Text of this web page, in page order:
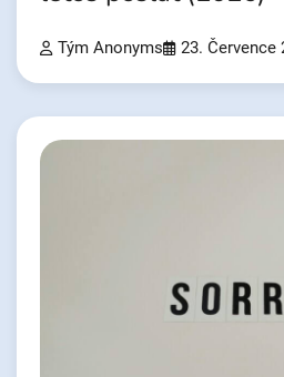
Tým Anonyms 23. Července